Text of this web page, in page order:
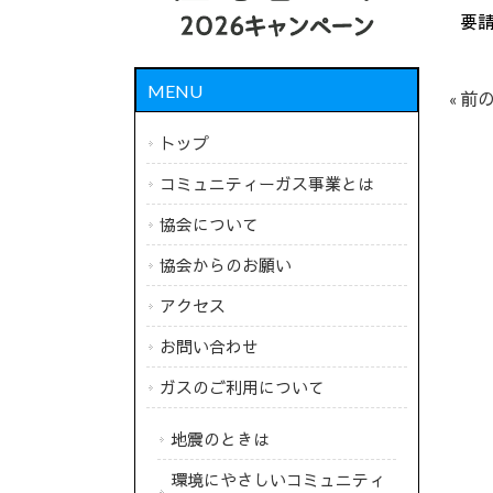
要
« 前
MENU
トップ
コミュニティーガス事業とは
協会について
協会からのお願い
アクセス
お問い合わせ
ガスのご利用について
地震のときは
環境にやさしいコミュニティ